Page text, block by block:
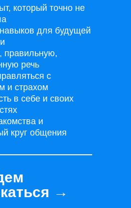
который точно не
для будущей
правильную,
речь
с
и страхом
в себе и своих
и
круг общения
→